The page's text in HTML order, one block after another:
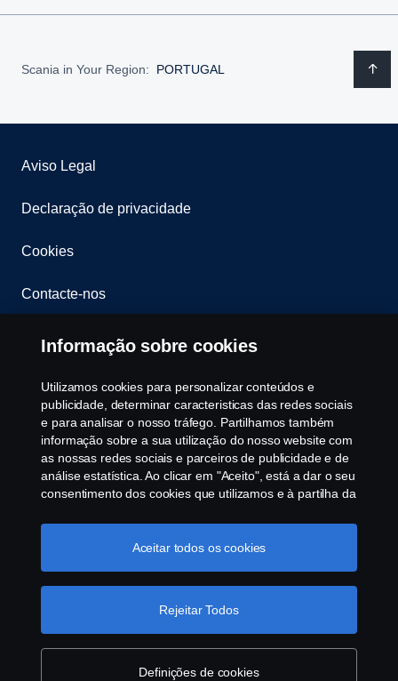
Scania in Your Region: PORTUGAL
Aviso Legal
Declaração de privacidade
Cookies
Contacte-nos
Whistleblowing
Política ambiental
Governance, Risk & Compliance
Cookie Configurações
© Copyright Scania 2025 All rights reserved. Scania
CV AB (publ), SE-151 87 Södertälje, Sweden, Tel:
+46-8-55 38 10 00, Fax: +46-8-55 38 10 37.
Informação sobre cookies
Utilizamos cookies para personalizar conteúdos e
publicidade, determinar caracteristicas das redes sociais
e para analisar o nosso tráfego. Partilhamos também
informação sobre a sua utilização do nosso website com
as nossas redes sociais e parceiros de publicidade e de
análise estatística. Ao clicar em "Aceito", está a dar o seu
consentimento dos cookies que utilizamos e à partilha da
utilizamos os cookies, visite a nossa secção de cookies,
ou clique no link em rodapé, ou como gerimos os seus
Definições de cookies
Rejeitar Todos
Aceitar todos os cookies